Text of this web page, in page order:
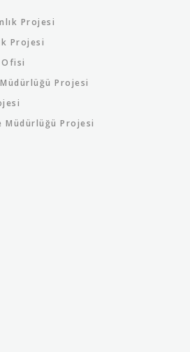
Projesi
Projesi
Ofisi
Projesi
Müdürlüğü Projesi